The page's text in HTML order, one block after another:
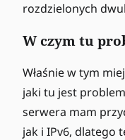
rozdzielonych
W czym tu
Właśnie w tym
jaki tu jest
serwera mam
jak i IPv6, dlatego